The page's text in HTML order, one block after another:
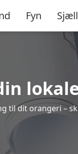
Fyn
til dit orangeri –